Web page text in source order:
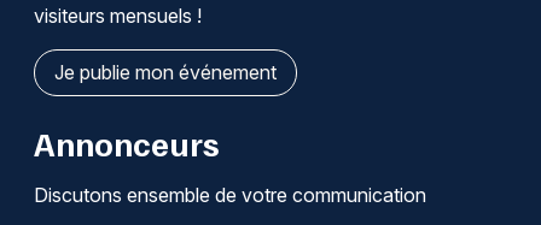
visiteurs mensuels !
Je publie mon événement
Annonceurs
Discutons ensemble de votre communication